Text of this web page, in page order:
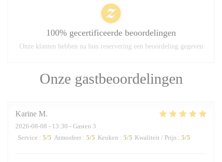
Onze gastbeoordelingen
Karine M
2026-08-08 - 13:30 - Gasten 3
Service : 5/5 Atmosfeer : 5/5 Keuken : 5/5 Kwaliteit / Prijs : 5/5
100% gecertificeerde beoordelingen
Onze klanten hebben na hun reservering een beoordeling gegeven